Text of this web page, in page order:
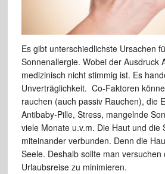
Es gibt unterschiedlichste Ursachen
Sonnenallergie. Wobei der Ausdruck
medizinisch nicht stimmig ist. Es
Unverträglichkeit. Co-Faktoren
rauchen (auch passiv Rauchen), die
Antibaby-Pille, Stress, mangelnde
viele Monate u.v.m. Die Haut und die
miteinander verbunden. Denn die
Seele. Deshalb sollte man
Urlaubsreise zu minimieren.